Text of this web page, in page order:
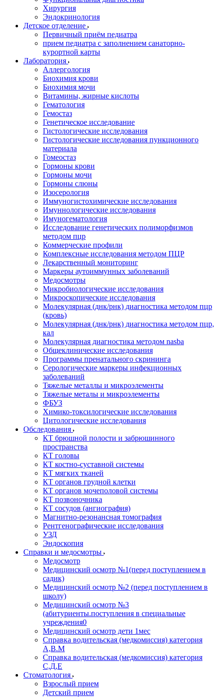
Хирургия
Эндокринология
Детское отделение
Первичный приём педиатра
прием педиатра с заполнением санаторно-
курортной карты
Лаборатория
Аллергология
Биохимия крови
Биохимия мочи
Витамины, жирные кислоты
Гематология
Гемостаз
Генетическое исследование
Гистологические исследования
Гистологические исследования пункционного
материала
Гомеостаз
Гормоны крови
Гормоны мочи
Гормоны слюны
Изосерология
Иммуногистохимические исследования
Имуннологические исследования
Имуногематология
Исследование генетических полиморфизмов
методом пцр
Коммерческие профили
Комплексные исследования методом ПЦР
Лекарственный мониторинг
Маркеры аутоиммунных заболеваний
Медосмотры
Микробиологические исследования
Микроскопические исследования
Молекулярная (днк/рнк) диагностика методом пцр
(кровь)
Молекулярная (днк/рнк) диагностика методом пцр,
кал
Молекулярная диагностика методом nasba
Общеклинические исследования
Программы пренатального скрининга
Серологические маркеры инфекционных
заболеваний
Тяжелые металлы и микроэлементы
Тяжелые металы и микроэлементы
ФБУЗ
Химико-токсилогические исследования
Цитологические исследования
Обследования
КТ брюшной полости и забрюшинного
пространства
КТ головы
КТ костно-суставной системы
КТ мягких тканей
КТ органов грудной клетки
КТ органов мочеполовой системы
КТ позвоночника
КТ сосудов (ангиография)
Магнитно-резонансная томография
Рентгенографические исследования
УЗД
Эндоскопия
Справки и медосмотры
Медосмотр
Медицинский осмотр №1(перед поступлением в
садик)
Медицинский осмотр №2 (перед поступлением в
школу)
Медицинский осмотр №3
(абитуриенты.поступления в специальные
учреждения0
Медицинский осмотр дети 1мес
Справка водительская (медкомиссия) категория
А,В.М
Справка водительская (медкомиссия) категория
С,Д,Е
Стоматология
Взрослый прием
Детский прием